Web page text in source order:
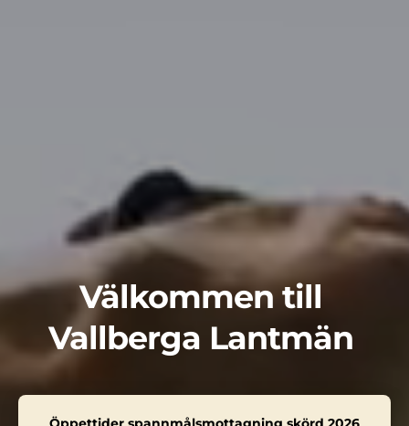
Välkommen till
Vallberga Lantmän